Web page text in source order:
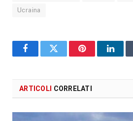
Ucraina
Facebook
X Pinterest
ARTICOLI CORRELATI